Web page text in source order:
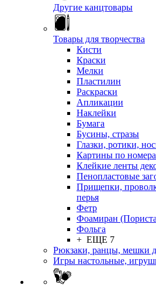
Другие канцтовары
Товары для творчества
Кисти
Краски
Мелки
Пластилин
Раскраски
Апликации
Наклейки
Бумага
Бусины, стразы
Глазки, ротики,
Картины по
Клейкие ленты
Пенопластовые
Прищепки,
перья
Фетр
Фоамиран
Фольга
+ ЕЩЕ 7
Рюкзаки, ранцы, мешки
Игры настольные,